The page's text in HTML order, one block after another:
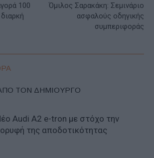
100
Όμιλος Σαρακάκη: Σεμινάριο
ασφαλούς οδηγικής
συμπεριφοράς
ΤΟΝ ΔΗΜΙΟΥΡΓΟ
Audi A2 e-tron με στόχο την
της αποδοτικότητας